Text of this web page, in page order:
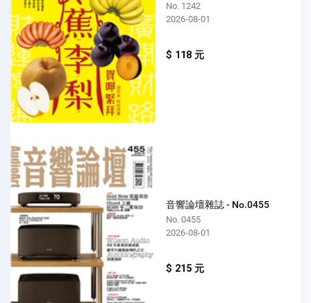
No. 1242
2026-08-01
$ 118 元
音響論壇雜誌 - No.0455
No. 0455
2026-08-01
$ 215 元